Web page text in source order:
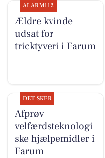
ALARM112
Ældre kvinde
udsat for
tricktyveri i Farum
DET SKER
Afprøv
velfærdsteknologi
ske hjælpemidler i
Farum